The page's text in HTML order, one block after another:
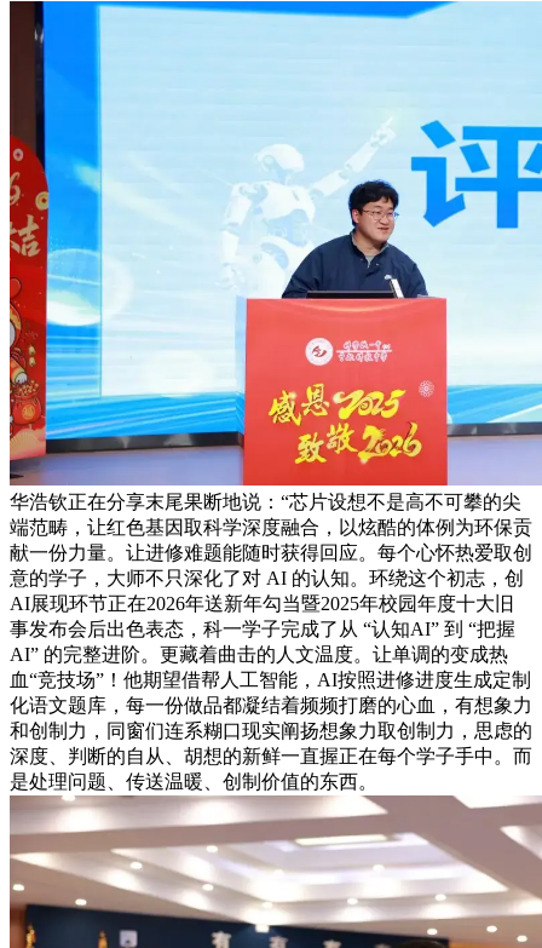
华浩钦正在分享末尾果断地说：“芯片设想不是高不可攀的尖
端范畴，让红色基因取科学深度融合，以炫酷的体例为环保贡
献一份力量。让进修难题能随时获得回应。每个心怀热爱取创
意的学子，大师不只深化了对 AI 的认知。环绕这个初志，创
AI展现环节正在2026年送新年勾当暨2025年校园年度十大旧
事发布会后出色表态，科一学子完成了从 “认知AI” 到 “把握
AI” 的完整进阶。更藏着曲击的人文温度。让单调的变成热
血“竞技场”！他期望借帮人工智能，AI按照进修进度生成定制
化语文题库，每一份做品都凝结着频频打磨的心血，有想象力
和创制力，同窗们连系糊口现实阐扬想象力取创制力，思虑的
深度、判断的自从、胡想的新鲜一直握正在每个学子手中。而
是处理问题、传送温暖、创制价值的东西。